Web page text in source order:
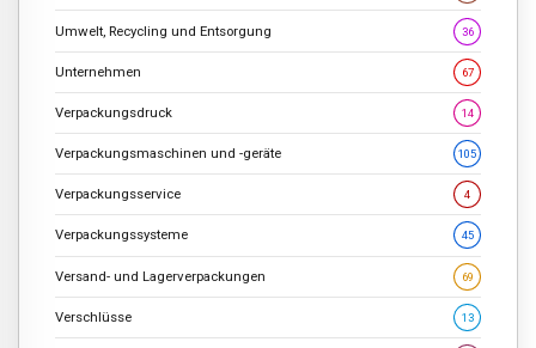
Umwelt, Recycling und Entsorgung 36
Unternehmen 67
Verpackungsdruck 14
Verpackungsmaschinen und -geräte 105
Verpackungsservice 4
Verpackungssysteme 45
Versand- und Lagerverpackungen 69
Verschlüsse 13